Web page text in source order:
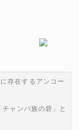
存在するアンコー
ャンバ族の砦」と